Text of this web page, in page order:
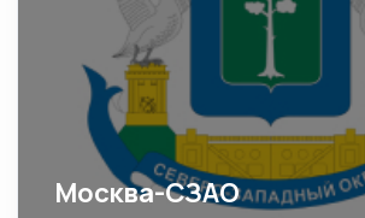
Москва-СЗАО